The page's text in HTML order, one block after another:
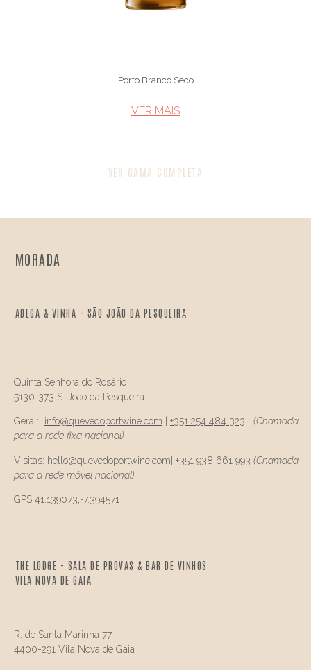
Porto Branco Seco
VER MAIS​
VER GAMA COMPLETA
MORADA
ADEGA & VINHA - SÃO JOÃO DA PESQUEIRA
Quinta Senhora do Rosário
5130-373 S. João da Pesqueira
Geral: info@quevedoportwine.com +351 254 484 323
(Chamada
para a rede fixa nacional)
Visitas: hello@quevedoportwine.com| +351 938 661 993 (Chamada
para a rede móvel nacional)
GPS 41.139073,-7.394571
THE LODGE - SALA DE PROVAS & BAR DE VINHOS
VILA NOVA DE GAIA
R. de Santa Marinha 77
4400-291 Vila Nova de Gaia